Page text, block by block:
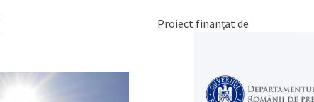
Proiect finanțat de